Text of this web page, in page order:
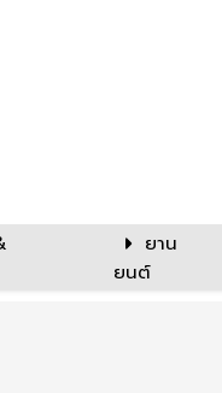
ยาน
ยนต์